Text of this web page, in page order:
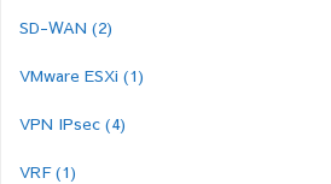
SD-WAN (2)
VMware ESXi (1)
VPN IPsec (4)
VRF(1)